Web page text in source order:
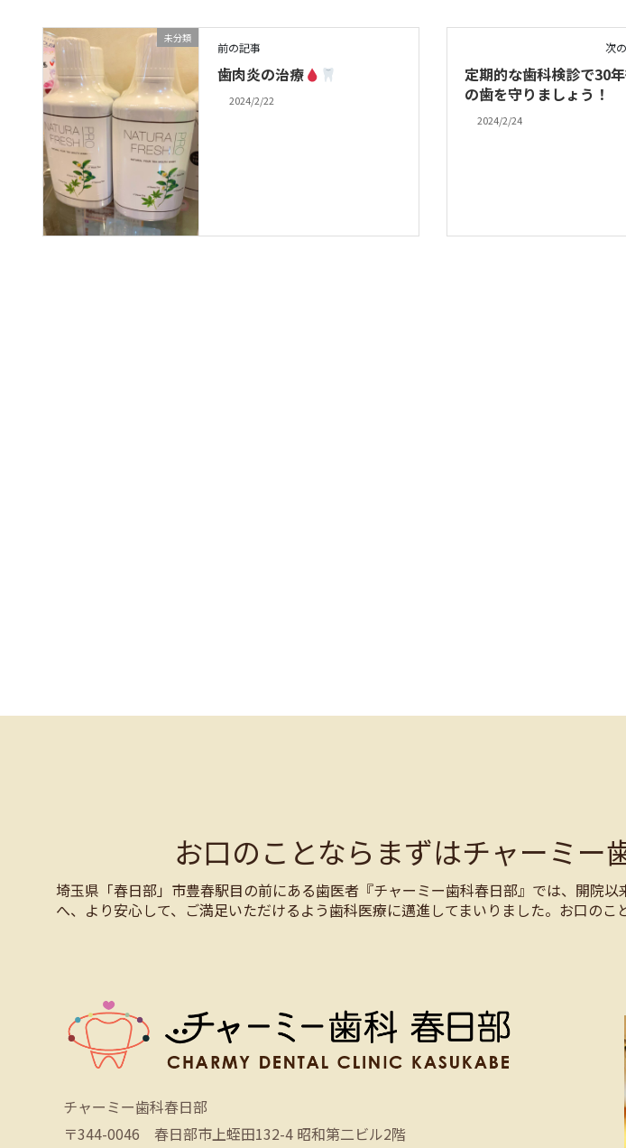
未分類
前の記事
歯肉炎の治療
2024/2/22
次
定期的な歯科検診で30
の歯を守りましょう！
2024/2/24
お口のことならまずはチャーミー
埼玉県「春日部」市豊春駅目の前にある歯医者『チャーミー歯科春日部』では、開院
へ、より安心して、ご満足いただけるよう歯科医療に邁進してまいりました。お口のこ
チャーミー歯科春日部
〒344-0046 春日部市上蛭田132-4 昭和第二ビル2階